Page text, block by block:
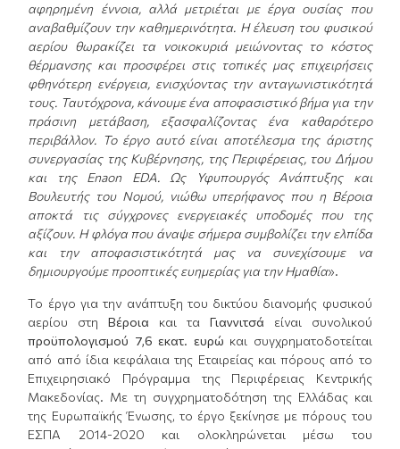
αφηρημένη έννοια, αλλά μετριέται με έργα ουσίας που
αναβαθμίζουν την καθημερινότητα. Η έλευση του φυσικού
αερίου θωρακίζει τα νοικοκυριά μειώνοντας το κόστος
θέρμανσης και προσφέρει στις τοπικές μας επιχειρήσεις
φθηνότερη ενέργεια, ενισχύοντας την ανταγωνιστικότητά
τους. Ταυτόχρονα, κάνουμε ένα αποφασιστικό βήμα για την
πράσινη μετάβαση, εξασφαλίζοντας ένα καθαρότερο
περιβάλλον. Το έργο αυτό είναι αποτέλεσμα της άριστης
συνεργασίας της Κυβέρνησης, της Περιφέρειας, του Δήμου
και της Enaon EDA. Ως Υφυπουργός Ανάπτυξης και
Βουλευτής του Νομού, νιώθω υπερήφανος που η Βέροια
αποκτά τις σύγχρονες ενεργειακές υποδομές που της
αξίζουν. Η φλόγα που άναψε σήμερα συμβολίζει την ελπίδα
και την αποφασιστικότητά μας να συνεχίσουμε να
δημιουργούμε προοπτικές ευημερίας για την Ημαθία».
Το έργο για την ανάπτυξη του δικτύου διανομής φυσικού
αερίου στηΒέροια και τα Γιαννιτσά είναι συνολικού
προϋπολογισμού 7,6 εκατ. ευρώ και συγχρηματοδοτείται
από από ίδια κεφάλαια της Εταιρείας και πόρους από το
Επιχειρησιακό Πρόγραμμα της Περιφέρειας Κεντρικής
Μακεδονίας. Με τη συγχρηματοδότηση της Ελλάδας και
της Ευρωπαϊκής Ένωσης, το έργο ξεκίνησε με πόρους του
ΕΣΠΑ 2014-2020 και ολοκληρώνεται μέσω του